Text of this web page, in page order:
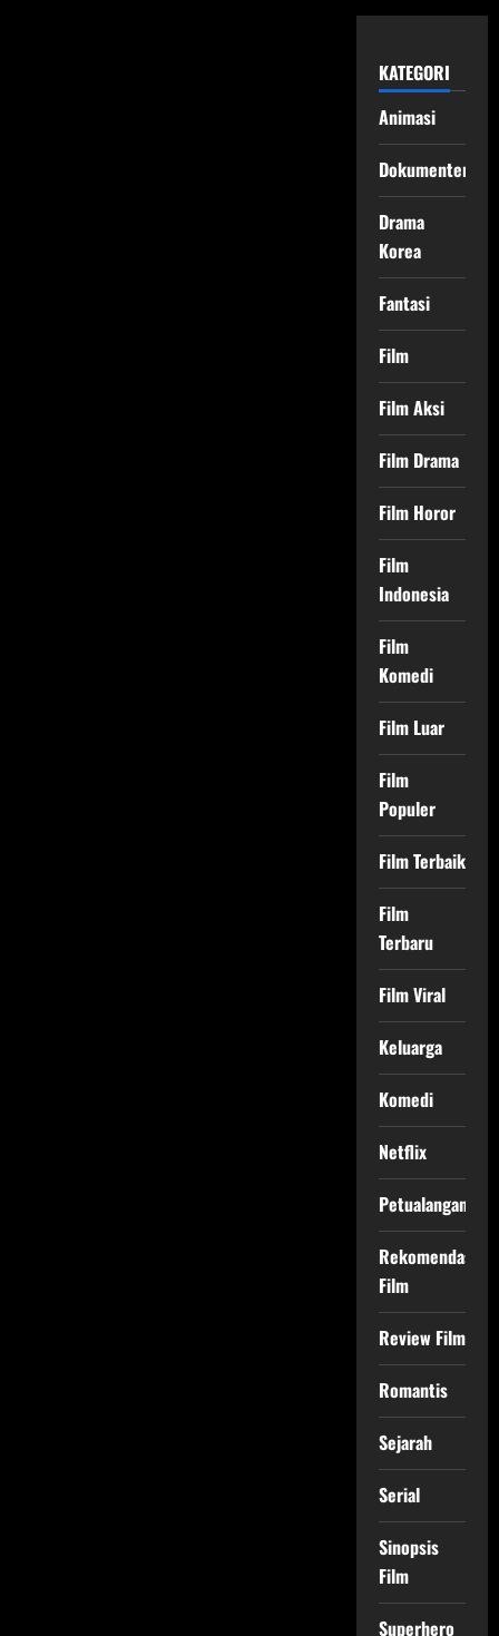
KATEGORI
Animasi
Dokumenter
Drama
Korea
Fantasi
Film
Film Aksi
Film Drama
Film Horor
Film
Indonesia
Film
Komedi
Film Luar
Film
Populer
Film Terbaik
Film
Terbaru
Film Viral
Keluarga
Komedi
Netflix
Petualangan
Rekomendasi
Film
Review Film
Romantis
Sejarah
Serial
Sinopsis
Film
Superhero